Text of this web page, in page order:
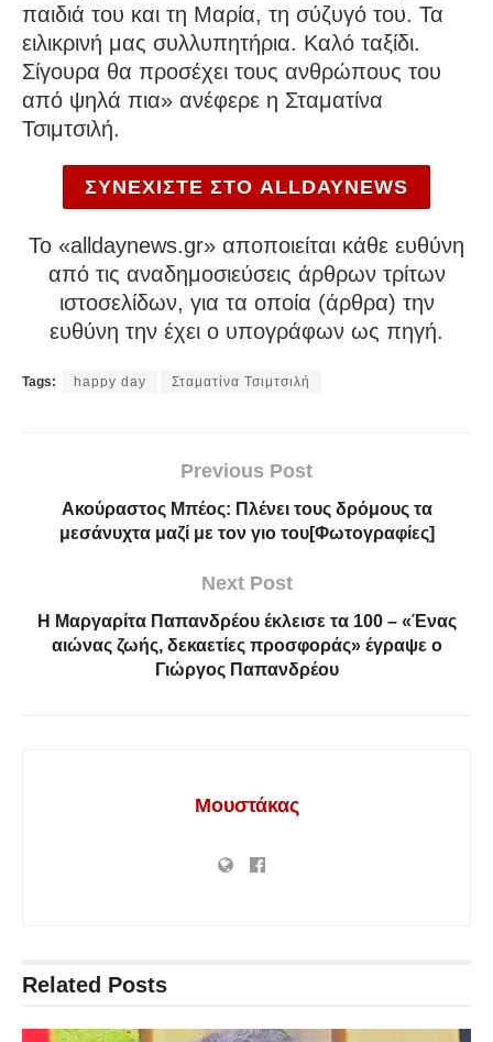
παιδιά του και τη Μαρία, τη σύζυγό του. Τα
ειλικρινή μας συλλυπητήρια. Καλό ταξίδι.
Σίγουρα θα προσέχει τους ανθρώπους του
από ψηλά πια» ανέφερε η Σταματίνα
Τσιμτσιλή.
ΣΥΝΕΧΙΣΤΕ ΣΤΟ ALLDAYNEWS
To «alldaynews.gr» αποποιείται κάθε ευθύνη
από τις αναδημοσιεύσεις άρθρων τρίτων
ιστοσελίδων, για τα οποία (άρθρα) την
ευθύνη την έχει ο υπογράφων ως πηγή.
Tags: happy day Σταματίνα Τσιμτσιλή
Previous Post
Ακούραστος Μπέος: Πλένει τους δρόμους τα
μεσάνυχτα μαζί με τον γιο του[Φωτογραφίες]
Next Post
Η Μαργαρίτα Παπανδρέου έκλεισε τα 100 – «Ένας
αιώνας ζωής, δεκαετίες προσφοράς» έγραψε ο
Γιώργος Παπανδρέου
Μουστάκας
Related Posts